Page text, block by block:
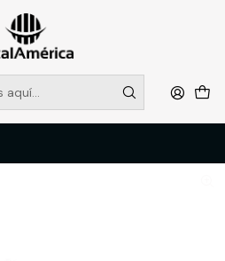
RETIROS EN TIENDA, DESDE
2237
Leer más
CALZADO
BOTAS DE AGUA
N°41 PUNTA Y PLANTA ACERO
BUFALO